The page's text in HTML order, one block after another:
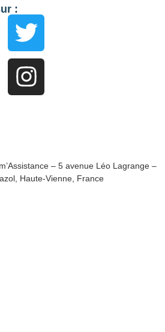
:
– 5 avenue Léo Lagrange –
Haute-Vienne, France